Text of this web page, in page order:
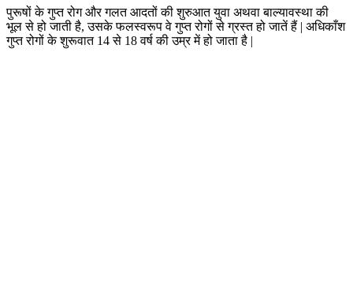
पुरूषों के गुप्त रोग और गलत आदतों की शुरुआत युवा अथवा बाल्यावस्था की
भूल से हो जाती है, उसके फलस्वरूप वे गुप्त रोगों से ग्रस्त हो जातें हैं | अधिकाँश
गुप्त रोगों के शुरूवात 14 से 18 वर्ष की उम्र में हो जाता है |